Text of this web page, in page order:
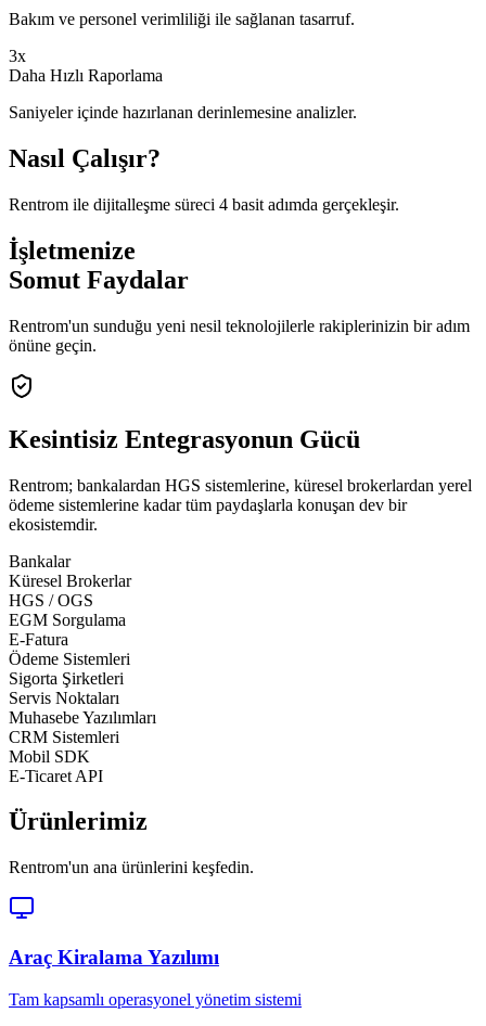
Bakım ve personel verimliliği ile sağlanan tasarruf.
3x
Daha Hızlı Raporlama
Saniyeler içinde hazırlanan derinlemesine analizler.
Nasıl Çalışır?
Rentrom ile dijitalleşme süreci 4 basit adımda gerçekleşir.
İşletmenize
Somut Faydalar
Rentrom'un sunduğu yeni nesil teknolojilerle rakiplerinizin bir adım
önüne geçin.
Kesintisiz Entegrasyonun Gücü
Rentrom; bankalardan HGS sistemlerine, küresel brokerlardan yerel
ödeme sistemlerine kadar tüm paydaşlarla konuşan dev bir
ekosistemdir.
Bankalar
Küresel Brokerlar
HGS / OGS
EGM Sorgulama
E-Fatura
Ödeme Sistemleri
Sigorta Şirketleri
Servis Noktaları
Muhasebe Yazılımları
CRM Sistemleri
Mobil SDK
E-Ticaret API
Ürünlerimiz
Rentrom'un ana ürünlerini keşfedin.
Araç Kiralama Yazılımı
Tam kapsamlı operasyonel yönetim sistemi